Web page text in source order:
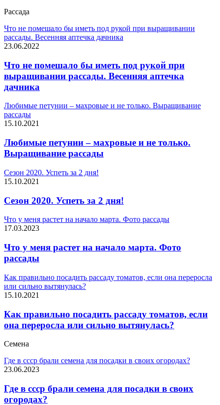
Рассада
Что не помешало бы иметь под рукой при выращивании
рассады. Весенняя аптечка дачника
23.06.2022
Что не помешало бы иметь под рукой при
выращивании рассады. Весенняя аптечка
дачника
Любимые петунии – махровые и не только. Выращивание
рассады
15.10.2021
Любимые петунии – махровые и не только.
Выращивание рассады
Сезон 2020. Успеть за 2 дня!
15.10.2021
Сезон 2020. Успеть за 2 дня!
Что у меня растет на начало марта. Фото рассады
17.03.2023
Что у меня растет на начало марта. Фото
рассады
Как правильно посадить рассаду томатов, если она переросла
или сильно вытянулась?
15.10.2021
Как правильно посадить рассаду томатов, если
она переросла или сильно вытянулась?
Семена
Где в ссср брали семена для посадки в своих огородах?
23.06.2023
Где в ссср брали семена для посадки в своих
огородах?